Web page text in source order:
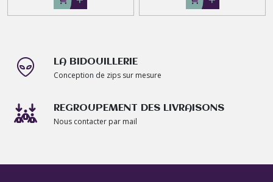
LA BIDOUILLERIE
Conception de zips sur mesure
REGROUPEMENT DES LIVRAISONS
Nous contacter par mail